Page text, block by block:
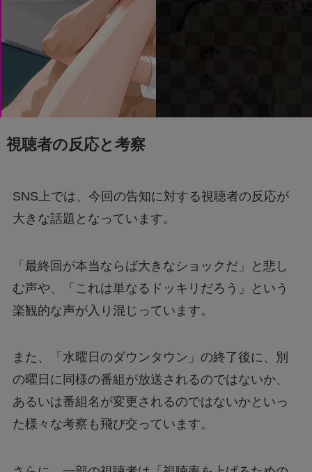
視聴者の反応と考察
SNS上では、今回の告知に対する視聴者の反応が
大きな話題となっています。
「最終回が本当ならば大きなショックだ」と悲し
む声や、「これは単なるドッキリだろう」という
楽観的な声が入り混じっています。
また、「水曜日のダウンタウン」の終了後に、別
の曜日に同様の番組が放送されるのではないか、
あるいは番組名が変更されるのではないかといっ
た様々な考察も飛び交っています。